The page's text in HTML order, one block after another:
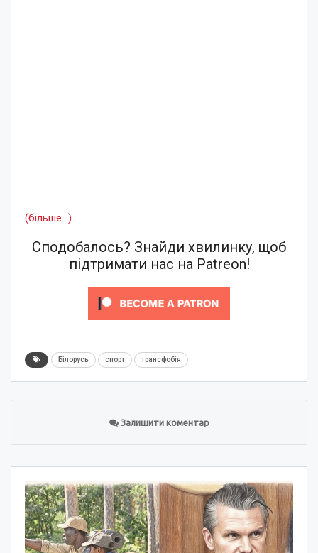
(більше…)
Сподобалось? Знайди хвилинку, щоб
підтримати нас на Patreon!
Білорусь спорт трансфобія
Залишити коментар